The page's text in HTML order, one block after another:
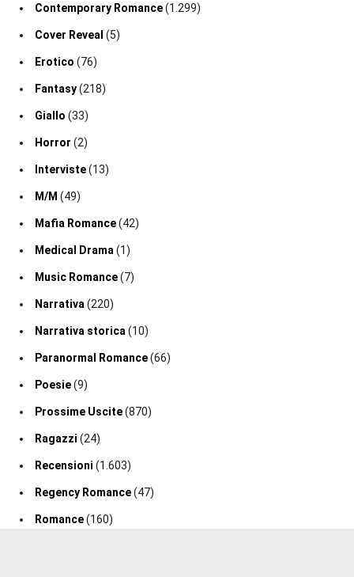
Contemporary Romance(1.299)
Cover Reveal (5)
Erotico (76)
Fantasy(218)
Giallo (33)
Horror (2)
Interviste(13)
M/M (49)
Mafia Romance(42)
Medical Drama (1)
Music Romance(7)
Narrativa (220)
Narrativa storica (10)
Paranormal Romance(66)
Poesie(9)
Prossime Uscite(870)
Ragazzi (24)
Recensioni (1.603)
Regency Romance(47)
Romance(160)